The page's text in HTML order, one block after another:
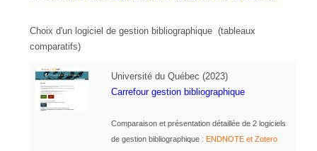
Choix d'un logiciel de gestion bibliographique (tableaux
comparatifs)
Université du Québec (2023)
Carrefour gestion bibliographique
Comparaison et présentation détaillée de 2 logiciels
de gestion bibliographique : ENDNOTE et Zotero